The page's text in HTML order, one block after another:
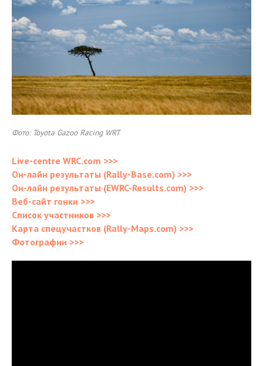
Фото: Toyota Gazoo Racing WRT
Live-centre WRC.com >>>
Он-лайн результаты (Rally-Base.com) >>>
Он-лайн результаты (EWRC-Results.com) >>>
Веб-сайт гонки >>>
Список участников >>>
Карта спецучастков (Rally-Maps.com) >>>
Фотографии >>>